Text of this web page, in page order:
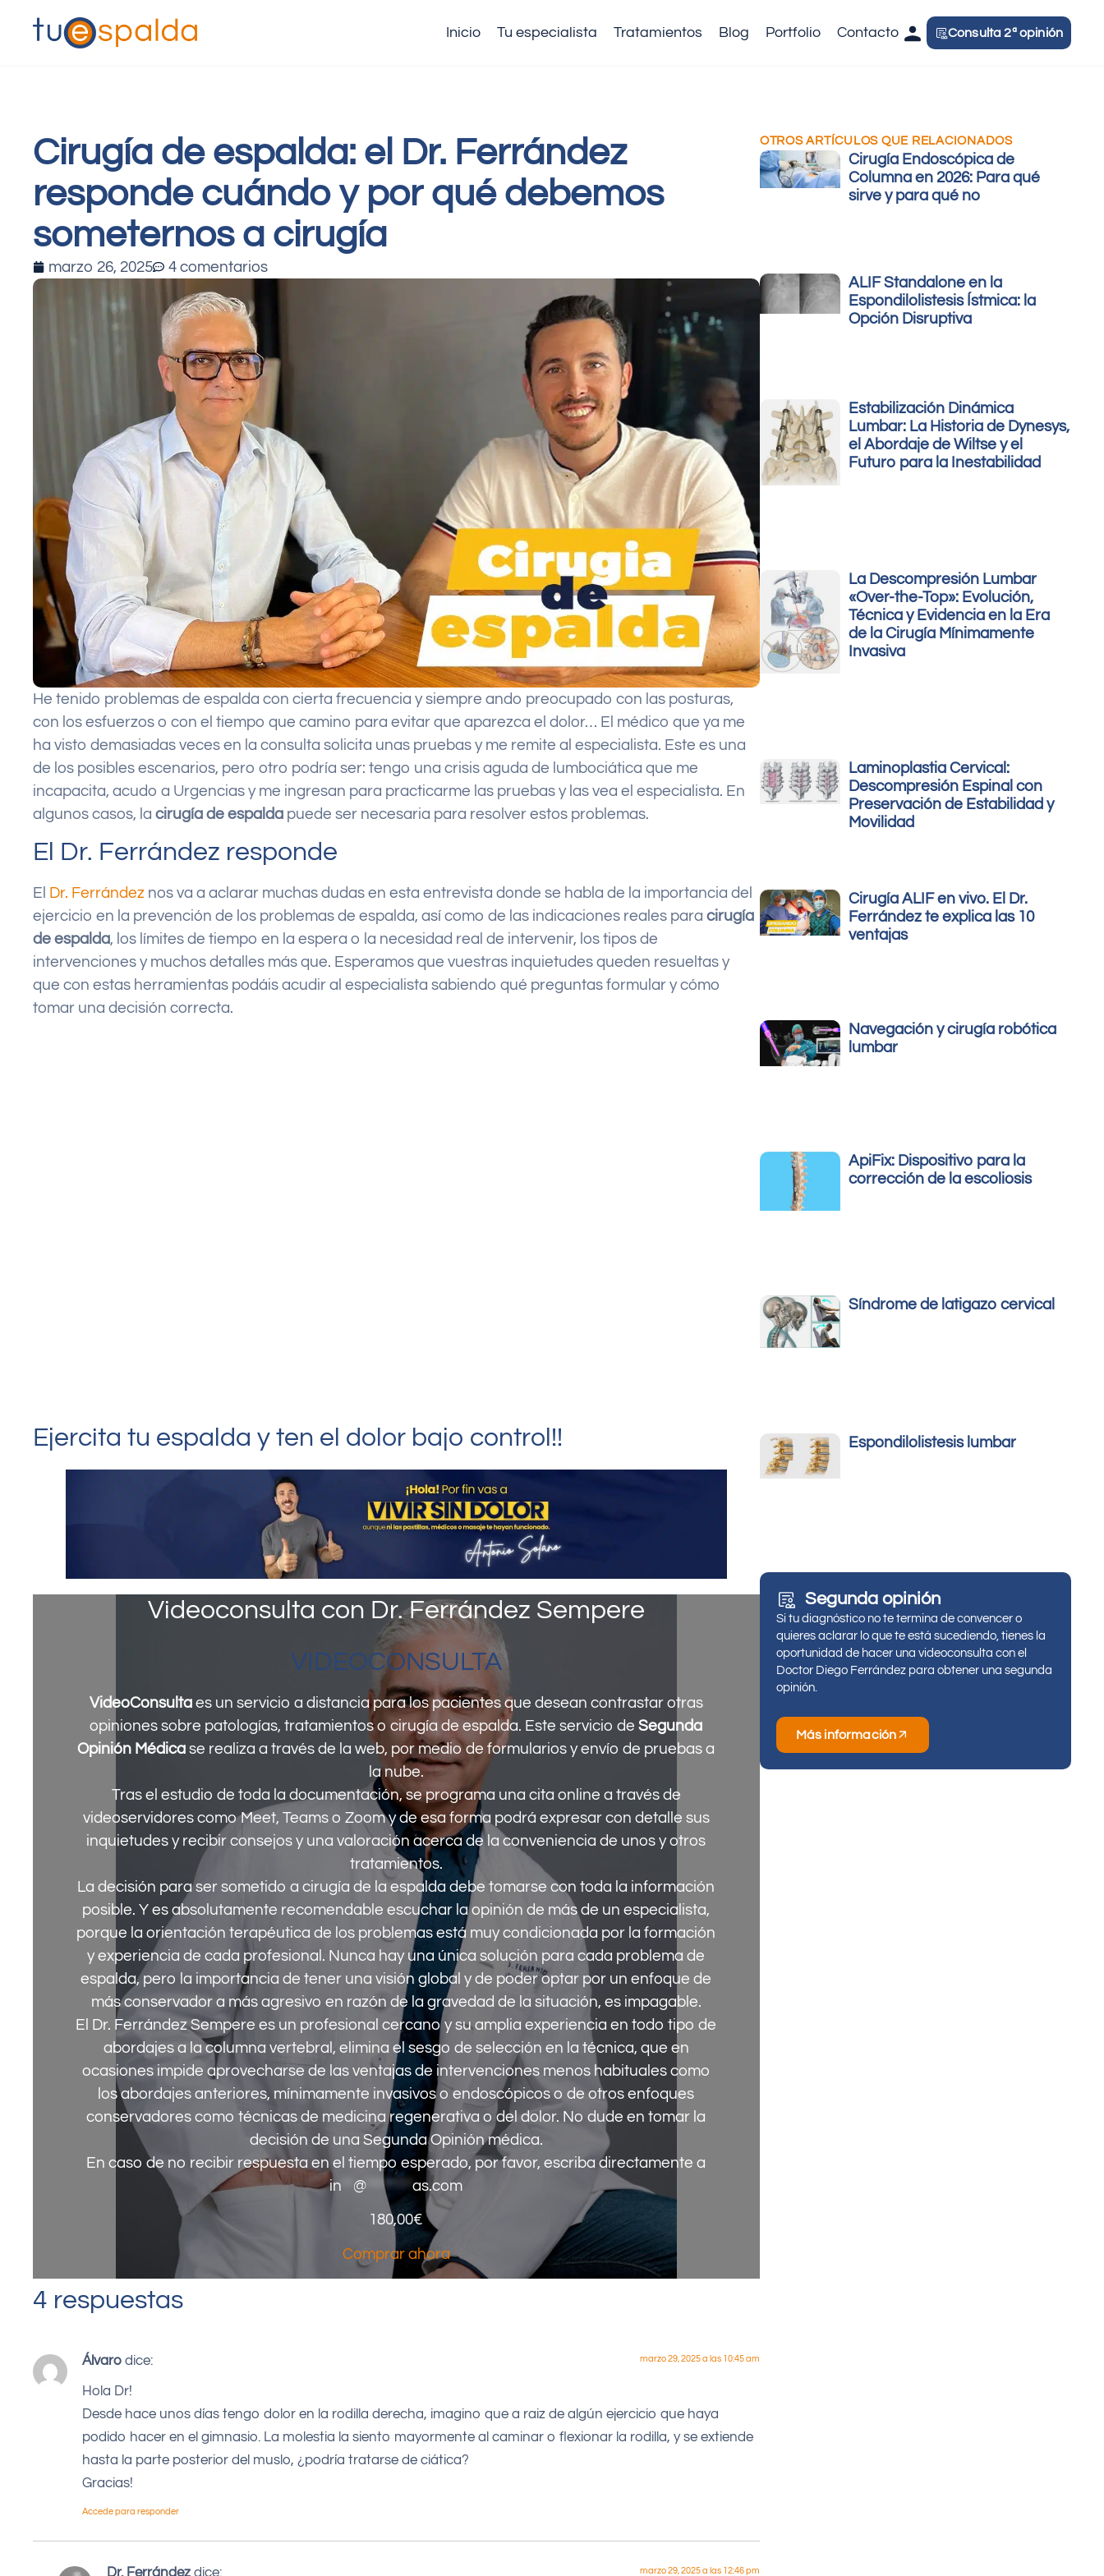
Inicio Tu especialista Tratamientos Blog Portfolio Contacto Consulta 2ª opinión
Cirugía de espalda: el Dr. Ferrández
responde cuándo y por qué debemos
someternos a cirugía
marzo 26, 2025 4 comentarios
He tenido problemas de espalda con cierta frecuencia y siempre ando preocupado con las posturas,
con los esfuerzos o con el tiempo que camino para evitar que aparezca el dolor… El médico que ya me
ha visto demasiadas veces en la consulta solicita unas pruebas y me remite al especialista. Este es una
de los posibles escenarios, pero otro podría ser: tengo una crisis aguda de lumbociática que me
incapacita, acudo a Urgencias y me ingresan para practicarme las pruebas y las vea el especialista. En
algunos casos, la cirugía de espalda puede ser necesaria para resolver estos problemas.
El Dr. Ferrández responde
El Dr. Ferrández nos va a aclarar muchas dudas en esta entrevista donde se habla de la importancia del
ejercicio en la prevención de los problemas de espalda, así como de las indicaciones reales para cirugía
de espalda, los límites de tiempo en la espera o la necesidad real de intervenir, los tipos de
intervenciones y muchos detalles más que. Esperamos que vuestras inquietudes queden resueltas y
que con estas herramientas podáis acudir al especialista sabiendo qué preguntas formular y cómo
tomar una decisión correcta.
Ejercita tu espalda y ten el dolor bajo control!!
Videoconsulta con Dr. Ferrández Sempere
VIDEOCONSULTA
VideoConsulta es un servicio a distancia para los pacientes que desean contrastar otras
opiniones sobre patologías, tratamientos o cirugía de espalda. Este servicio de Segunda
Opinión Médica se realiza a través de la web, por medio de formularios y envío de pruebas a
la nube.
Tras el estudio de toda la documentación, se programa una cita online a través de
videoservidores como Meet, Teams o Zoom y de esa forma podrá expresar con detalle sus
inquietudes y recibir consejos y una valoración acerca de la conveniencia de unos y otros
tratamientos.
La decisión para ser sometido a cirugía de la espalda debe tomarse con toda la información
posible. Y es absolutamente recomendable escuchar la opinión de más de un especialista,
porque la orientación terapéutica de los problemas está muy condicionada por la formación
y experiencia de cada profesional. Nunca hay una única solución para cada problema de
espalda, pero la importancia de tener una visión global y de poder optar por un enfoque de
más conservador a más agresivo en razón de la gravedad de la situación, es impagable.
El Dr. Ferrández Sempere es un profesional cercano y su amplia experiencia en todo tipo de
abordajes a la columna vertebral, elimina el sesgo de selección en la técnica, que en
ocasiones impide aprovecharse de las ventajas de intervenciones menos habituales como
los abordajes anteriores, mínimamente invasivos o endoscópicos o de otros enfoques
conservadores como técnicas de medicina regenerativa o del dolor. No dude en tomar la
decisión de una Segunda Opinión médica.
En caso de no recibir respuesta en el tiempo esperado, por favor, escriba directamente a
in
@ ********as.com
180,00€
Comprar ahora
4 respuestas
Álvaro dice: marzo 29, 2025 a las 10:45 am
Hola Dr!
Desde hace unos días tengo dolor en la rodilla derecha, imagino que a raiz de algún ejercicio que haya
podido hacer en el gimnasio. La molestia la siento mayormente al caminar o flexionar la rodilla, y se extiende
hasta la parte posterior del muslo, ¿podría tratarse de ciática?
Gracias!
Accede para responder
Dr. Ferrández dice: marzo 29, 2025 a las 12:46 pm
OTROS ARTÍCULOS QUE RELACIONADOS
Cirugía Endoscópica de
Columna en 2026: Para qué
sirve y para qué no
ALIF Standalone en la
Espondilolistesis Ístmica: la
Opción Disruptiva
Estabilización Dinámica
Lumbar: La Historia de Dynesys,
el Abordaje de Wiltse y el
Futuro para la Inestabilidad
La Descompresión Lumbar
«Over-the-Top»: Evolución,
Técnica y Evidencia en la Era
de la Cirugía Mínimamente
Invasiva
Laminoplastia Cervical:
Descompresión Espinal con
Preservación de Estabilidad y
Movilidad
Cirugía ALIF en vivo. El Dr.
Ferrández te explica las 10
ventajas
Navegación y cirugía robótica
lumbar
ApiFix: Dispositivo para la
corrección de la escoliosis
Síndrome de latigazo cervical
Espondilolistesis lumbar
Segunda opinión
Si tu diagnóstico no te termina de convencer o
quieres aclarar lo que te está sucediendo, tienes la
oportunidad de hacer una videoconsulta con el
Doctor Diego Ferrández para obtener una segunda
opinión.
Más información